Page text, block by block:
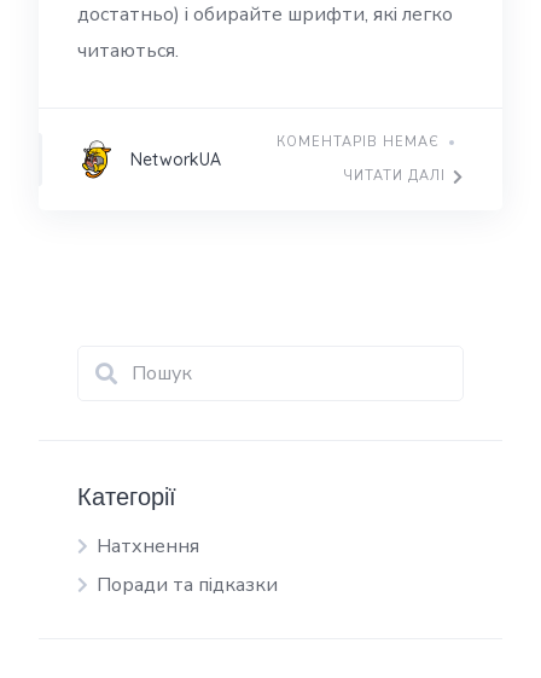
достатньо) і обирайте шрифти, які легко
читаються.
NetworkUA
КОМЕНТАРІВ НЕМАЄ
ЧИТАТИ ДАЛІ
Категорії
Натхнення
Поради та підказки